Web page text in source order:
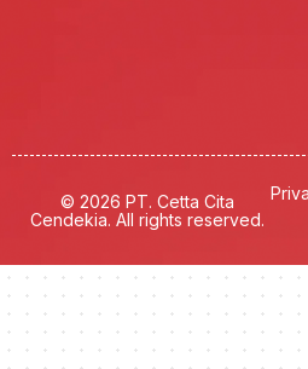
© 2026 PT. Cetta Cita
Cendekia. All rights reserved.